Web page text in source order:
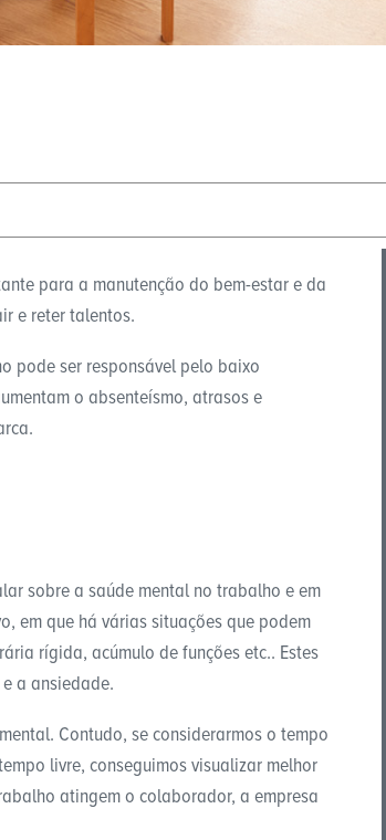
para a manutenção do bem-estar e da
e reter talentos.
pode ser responsável pelo baixo
o absenteísmo, atrasos e
sobre a saúde mental no trabalho e em
em que há várias situações que podem
rígida, acúmulo de funções etc.. Estes
a ansiedade.
Contudo, se considerarmos o tempo
livre, conseguimos visualizar melhor
atingem o colaborador, a empresa